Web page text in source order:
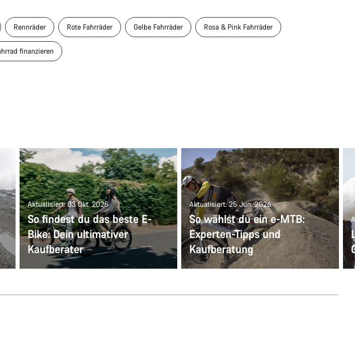
Rennräder Rote Fahrräder Gelbe Fahrräder Rosa & Pink Fahrräder
finanzieren
Aktualisiert: 03 Okt. 2025
So findest du das beste E-
Bike: Dein ultimativer
Kaufberater
Aktualisiert: 25 Jun. 2026
So wählst du ein e-MTB:
Experten-Tipps und
Kaufberatung